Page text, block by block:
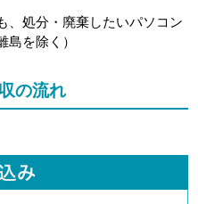
、処分・廃棄したいパソコン
島を除く）
の流れ